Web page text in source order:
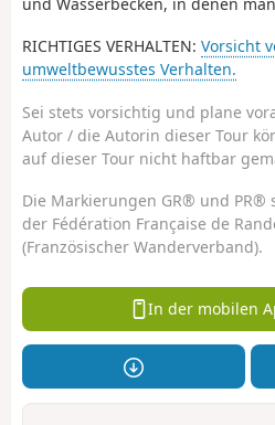
RICHTIGES VERHALTEN: Vorsicht
umweltbewusstes Verhalten.
Sei stets vorsichtig und plane
Autor / die Autorin dieser Tour
auf dieser Tour nicht haftbar
Die Markierungen GR® und PR®
der Fédération Française de
(Französischer Wanderverband).
In der mobilen